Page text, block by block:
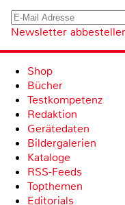
Newsletter
Shop
Bücher
Testkompetenz
Redaktion
Gerätedaten
Bildergalerien
Kataloge
RSS-Feeds
Topthemen
Editorials